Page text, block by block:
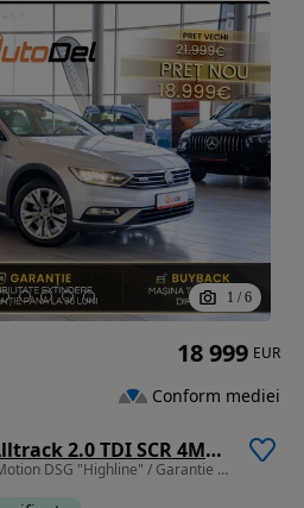
1 / 6
Volkswagen Passat Alltrack 2.0 TDI SCR 4Motion DSG
1968 cm3 • 190 CP • 2.0TDI 4Motion DSG "Highline" / Garantie extinsa /Posibilitate Leasing
18 999 EUR
Conform mediei